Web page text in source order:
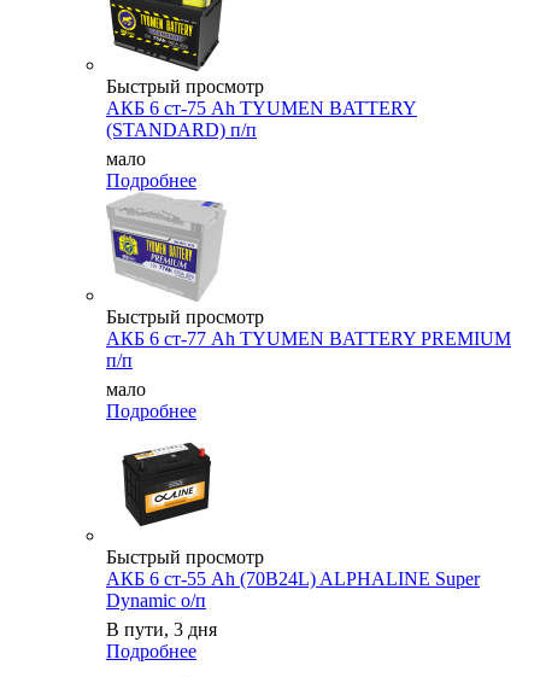
Быстрый просмотр
АКБ 6 ст-75 Аh TYUMEN BATTERY
(STANDARD) п/п
мало
Подробнее
Быстрый просмотр
АКБ 6 ст-77 Аh TYUMEN BATTERY PREMIUM
п/п
мало
Подробнее
Быстрый просмотр
АКБ 6 ст-55 Ah (70B24L) ALPHALINE Super
Dynamic о/п
В пути, 3 дня
Подробнее